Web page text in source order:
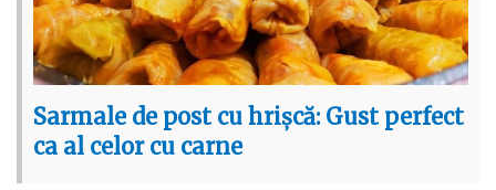
Sarmale de post cu hrișcă: Gust perfect
ca al celor cu carne